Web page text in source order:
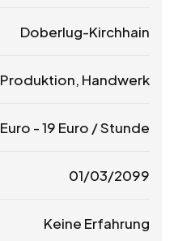
Doberlug-Kirchhain
Produktion, Handwerk
Euro -19 Euro / Stunde
01/03/2099
Keine Erfahrung